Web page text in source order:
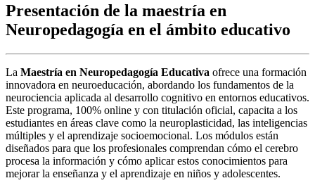
Presentación de la maestría en
Neuropedagogía en el ámbito educativo
La Maestría en Neuropedagogía Educativa ofrece una formación
innovadora en neuroeducación, abordando los fundamentos de la
neurociencia aplicada al desarrollo cognitivo en entornos educativos.
Este programa, 100% online y con titulación oficial, capacita a los
estudiantes en áreas clave como la neuroplasticidad, las inteligencias
múltiples y el aprendizaje socioemocional. Los módulos están
diseñados para que los profesionales comprendan cómo el cerebro
procesa la información y cómo aplicar estos conocimientos para
mejorar la enseñanza y el aprendizaje en niños y adolescentes.